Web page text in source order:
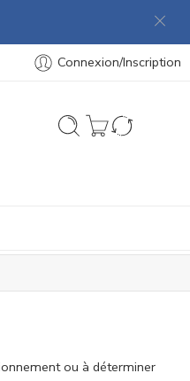
Connexion/Inscription
ou à déterminer